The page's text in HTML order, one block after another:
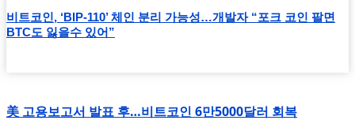
비트코인, ‘BIP-110’ 체인 분리 가능성…개발자 “포크 코인 팔면
BTC도 잃을수 있어”
美 고용보고서 발표 후…비트코인 6만5000달러 회복